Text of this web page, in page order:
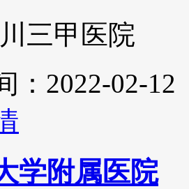
三甲医院
：2022-02-12
学附属医院